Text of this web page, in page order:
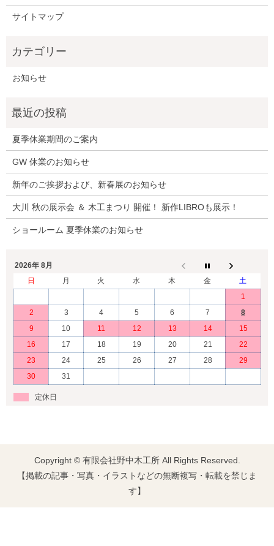
サイトマップ
お知らせ
夏季休業期間のご案内
GW 休業のお知らせ
新年のご挨拶および、新春展のお知らせ
大川 秋の展示会 ＆ 木工まつり 開催！ 新作LIBROも展示！
ショールーム 夏季休業のお知らせ
2026年 8月
日
月 火 水 木 金
土
1
2
3 4 5 6 7
8
9
10 11 12 13 14
15
16
17 18 19 20 21
22
23
24 25 26 27 28
29
30
31
定休日
Copyright © 有限会社野中木工所 All Rights Reserved.
【掲載の記事・写真・イラストなどの無断複写・転載を禁じま
す】